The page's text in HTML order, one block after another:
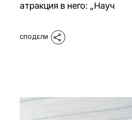
атракция в него: „Науч